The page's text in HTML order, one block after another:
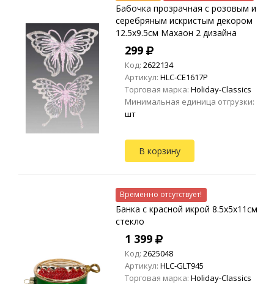
Бабочка прозрачная с розовым и
серебряным искристым декором
12.5х9.5см Махаон 2 дизайна
299
Код: 2622134
Артикул: HLC-CE1617P
Торговая марка: Holiday-Classics
Минимальная единица отгрузки:
шт
В корзину
Временно отсутствует!
Банка с красной икрой 8.5х5х11см
стекло
1 399
Код: 2625048
Артикул: HLC-GLT945
Торговая марка: Holiday-Classics